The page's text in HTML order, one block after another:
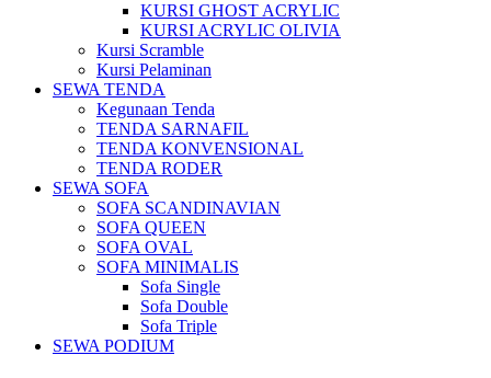
KURSI GHOST ACRYLIC
KURSI ACRYLIC OLIVIA
Kursi Scramble
Kursi Pelaminan
SEWA TENDA
Kegunaan Tenda
TENDA SARNAFIL
TENDA KONVENSIONAL
TENDA RODER
SEWA SOFA
SOFA SCANDINAVIAN
SOFA QUEEN
SOFA OVAL
SOFA MINIMALIS
Sofa Single
Sofa Double
Sofa Triple
SEWA PODIUM